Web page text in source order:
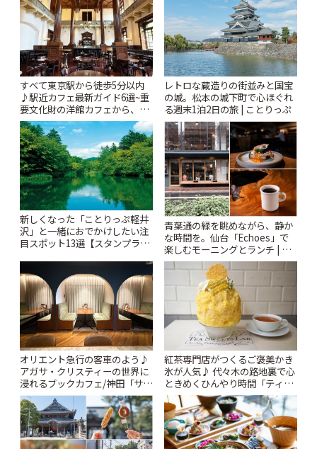
すべて東京駅から徒歩5分以内
♪駅近カフェ最新ガイド6選~重
要文化財の洋館カフェから、改
札すぐのレトロ喫茶まで~ | こと
りっぷ
レトロな蔵造りの街並みと国宝
の城。松本の城下町で心ほぐれ
る週末1泊2日の旅 | ことりっぷ
新しくなった「ことりっぷ軽井
沢」と一緒におでかけしたい注
目スポット13選【スタンプラリ
青葉通の緑を眺めながら、静か
な時間を。仙台「Echoes」で
楽しむモーニングとランチ | こ
とりっぷ
オリエント急行の客車のよう♪
アガサ・クリスティーの世界に
浸れるブックカフェ/神田「サロ
ンクリスティ」 | ことりっぷ
紅茶専門店がつくるご褒美かき
氷が人気♪ 代々木の路地裏で心
ときめくひんやり時間「ティー
スイーツ ラボ コンテナート」 |
ことりっぷ